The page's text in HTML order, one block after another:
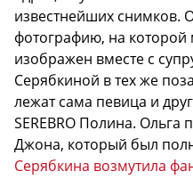
известнейших снимков.
фотографию, на
изображен вместе с
Серябкиной в тех же
лежат сама певица и
SEREBRO Полина. Ольга
Джона, который был
Серябкина возмутила